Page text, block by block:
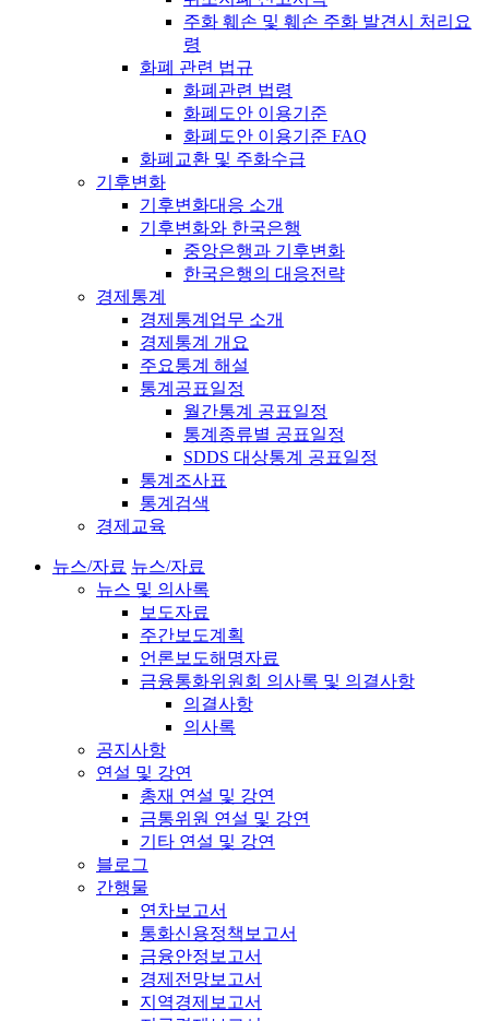
주화 훼손 및 훼손 주화 발견시 처리요
령
화폐 관련 법규
화폐관련 법령
화폐도안 이용기준
화폐도안 이용기준 FAQ
화폐교환 및 주화수급
기후변화
기후변화대응 소개
기후변화와 한국은행
중앙은행과 기후변화
한국은행의 대응전략
경제통계
경제통계업무 소개
경제통계 개요
주요통계 해설
통계공표일정
월간통계 공표일정
통계종류별 공표일정
SDDS 대상통계 공표일정
통계조사표
통계검색
경제교육
뉴스/자료 뉴스/자료
뉴스 및 의사록
보도자료
주간보도계획
언론보도해명자료
금융통화위원회 의사록 및 의결사항
의결사항
의사록
공지사항
연설 및 강연
총재 연설 및 강연
금통위원 연설 및 강연
기타 연설 및 강연
블로그
간행물
연차보고서
통화신용정책보고서
금융안정보고서
경제전망보고서
지역경제보고서